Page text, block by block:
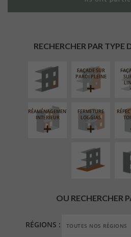
RECHERCHER PAR
EXTÉRIEURE
FAÇADE SUR
PAROI PLEINE
RÉAMÉNAGEMENT
INTÉRIEUR
FERMETURE
LOGGIAS
AMÉNAGEMENT
EXTÉRIEUR
OU RECHERCHER
RÉGIONS :